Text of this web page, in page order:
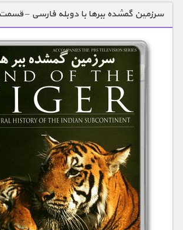
دنیای خوراکی ها
زمین شناسی / محیط زیست
سازه/ معماری/ مهندسی
سرگرمی
شناخت کودکان
طبیعت
فرهنگ / هنر
کیهان / نجوم
گردشگری
ماورایی
سرزمین گمشده ببرها با دوبله فارسی –